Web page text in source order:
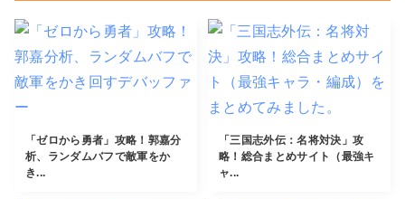
「ゼロから勇者」攻略！郭嘉分
析、ランダムバフで敵軍をか
き...
「三国志外伝：名将対決」攻
略！総合まとめサイト（最強キ
ャ...